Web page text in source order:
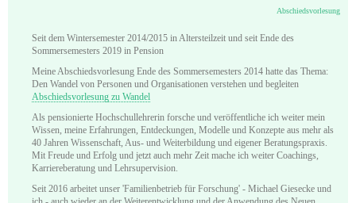
Abschiedsvorlesung
Seit dem Wintersemester 2014/2015 in Altersteilzeit und seit Ende des
Sommersemesters 2019 in Pension
Meine Abschiedsvorlesung Ende des Sommersemesters 2014 hatte das Thema:
Den Wandel von Personen und Organisationen verstehen und begleiten
Abschiedsvorlesung zu Wandel
Als pensionierte Hochschullehrerin forsche und veröffentliche ich weiter mein
Wissen, meine Erfahrungen, Entdeckungen, Modelle und Konzepte aus mehr als
40 Jahren Wissenschaft, Aus- und Weiterbildung und eigener Beratungspraxis.
Mit Freude und Erfolg und jetzt auch mehr Zeit mache ich weiter Coachings,
Karriereberatung und Lehrsupervision.
Seit 2016 arbeitet unser 'Familienbetrieb für Forschung' - Michael Giesecke und
ich - auch wieder an der Weiterentwicklung und der Anwendung des Neuen